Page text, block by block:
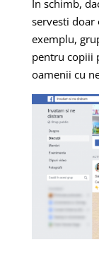
In schimb,
servesti doar
exemplu,
pentru copiii
oamenii cu